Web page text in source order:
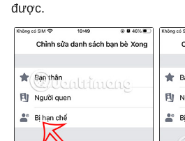
được.